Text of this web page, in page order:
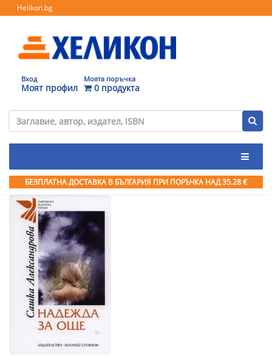
Helikon.bg
Вход
Моят профил
Моята поръчка
0 продукта
БЕЗПЛАТНА ДОСТАВКА В БЪЛГАРИЯ ПРИ ПОРЪЧКА НАД 35.28 €